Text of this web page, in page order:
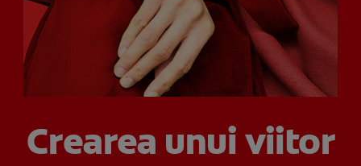
VERIFICAREA SĂNĂTĂȚII ORALE
SELECTARE PRODUSE
RO (RO)
Crearea unui viitor